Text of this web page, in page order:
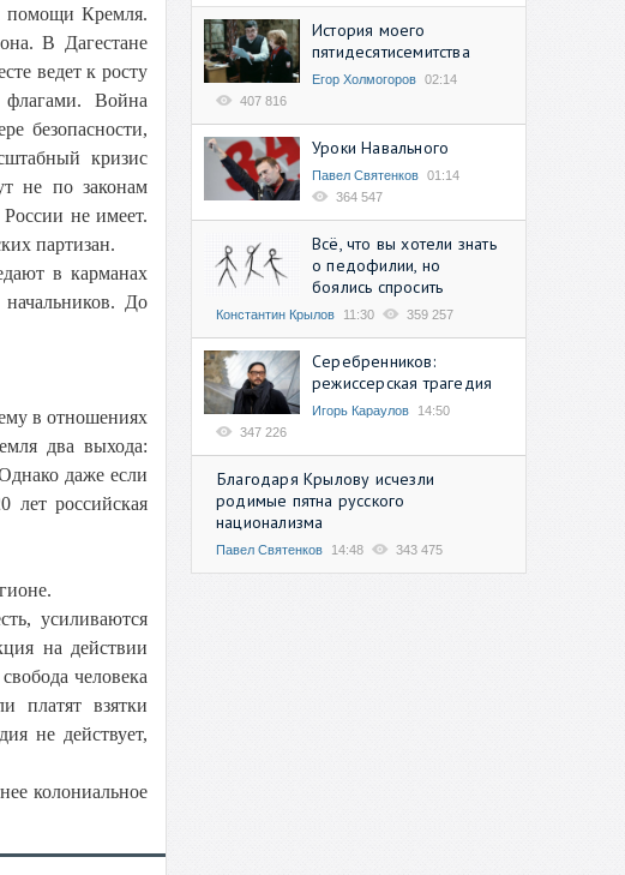
помощи Кремля.
В Дагестане
ведет к росту
флагами. Война
безопасности,
кризис
не по законам
не имеет.
партизан.
в карманах
До
в отношениях
два выхода:
даже если
лет российская
усиливаются
на действии
человека
платят взятки
не действует,
колониальное
История моего
пятидесятисемитства
Егор Холмогоров 02:14
407 816
Уроки Навального
Павел Святенков 01:14
364 547
Всё, что вы хотели знать
о педофилии, но
боялись спросить
Константин Крылов 11:30 359 257
Серебренников:
режиссерская трагедия
Игорь Караулов
14:50
347 226
Благодаря Крылову исчезли
родимые пятна русского
национализма
Павел Святенков 14:48 343 475